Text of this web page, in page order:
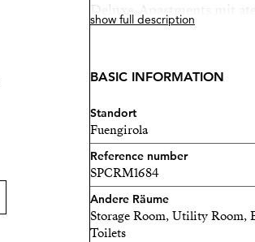
Deluxe-Apartments mit
Meer und privatem
2 Schlafzimmer
2 Badezimmer
2 Parkplätze
1 Abstellraum
show full description
BASIC INFORMATION
Standort
Fuengirola
Reference number
SPCRM1684
Andere Räume
Storage Room, Utility Room,
Toilets